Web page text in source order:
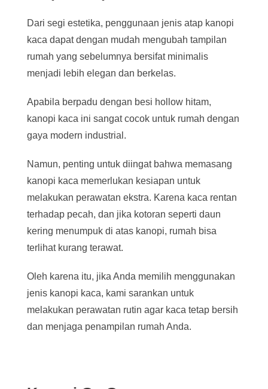
Dari segi estetika, penggunaan jenis atap kanopi
kaca dapat dengan mudah mengubah tampilan
rumah yang sebelumnya bersifat minimalis
menjadi lebih elegan dan berkelas.
Apabila berpadu dengan besi hollow hitam,
kanopi kaca ini sangat cocok untuk rumah dengan
gaya modern industrial.
Namun, penting untuk diingat bahwa memasang
kanopi kaca memerlukan kesiapan untuk
melakukan perawatan ekstra. Karena kaca rentan
terhadap pecah, dan jika kotoran seperti daun
kering menumpuk di atas kanopi, rumah bisa
terlihat kurang terawat.
Oleh karena itu, jika Anda memilih menggunakan
jenis kanopi kaca, kami sarankan untuk
melakukan perawatan rutin agar kaca tetap bersih
dan menjaga penampilan rumah Anda.